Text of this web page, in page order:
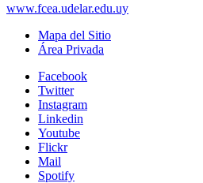
www.fcea.udelar.edu.uy
Mapa del Sitio
Área Privada
Facebook
Twitter
Instagram
Linkedin
Youtube
Flickr
Mail
Spotify